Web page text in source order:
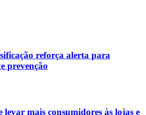
reforça alerta para
prevenção
levar mais consumidores às lojas e